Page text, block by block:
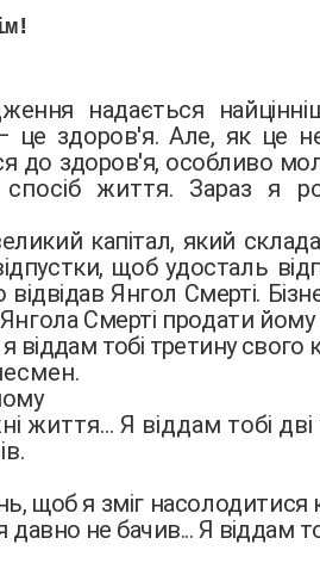
надається
це здоров'я. Але, як це
до здоров'я, особливо
життя. Зараз я
капітал, який
щоб удосталь
Янгол Смерті.
Смерті продати йому
віддам тобі третину свого
життя... Я віддам тобі
щоб я зміг насолодитися
давно не бачив... Я віддам